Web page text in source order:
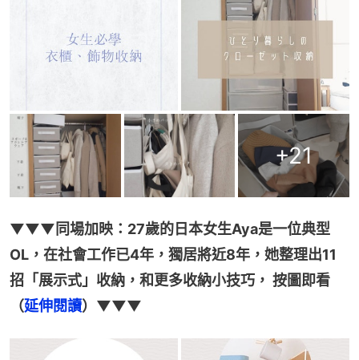
+21
▼▼▼同場加映：27歲的日本女生Aya是一位典型
OL，在社會工作已4年，獨居將近8年，她整理出11
招「展示式」收納，和更多收納小技巧， 按圖即看
（延伸閱讀）▼▼▼